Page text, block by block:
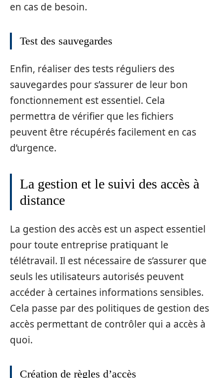
en cas de besoin.
Test des sauvegardes
Enfin, réaliser des tests réguliers des
sauvegardes pour s’assurer de leur bon
fonctionnement est essentiel. Cela
permettra de vérifier que les fichiers
peuvent être récupérés facilement en cas
d’urgence.
La gestion et le suivi des accès à
distance
La gestion des accès est un aspect essentiel
pour toute entreprise pratiquant le
télétravail. Il est nécessaire de s’assurer que
seuls les utilisateurs autorisés peuvent
accéder à certaines informations sensibles.
Cela passe par des politiques de gestion des
accès permettant de contrôler qui a accès à
quoi.
Création de règles d’accès